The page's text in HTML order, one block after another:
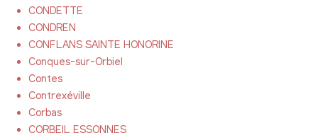
CONDETTE
CONDREN
CONFLANS SAINTE HONORINE
Conques-sur-Orbiel
Contes
Contrexéville
Corbas
CORBEIL ESSONNES